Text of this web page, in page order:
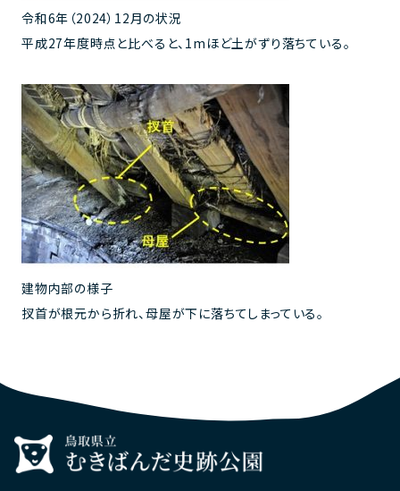
令和6年（2024）12月の状況
平成27年度時点と比べると、1mほど土がずり落ちている。
建物内部の様子
扠首が根元から折れ、母屋が下に落ちてしまっている。